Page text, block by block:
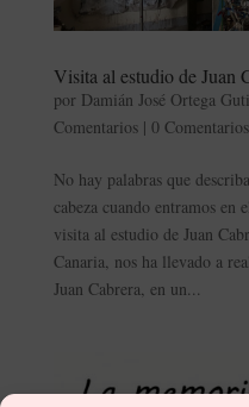
Visita al estudio de Juan
por Damián José Ortega
Comentarios| 0 Comentarios
No hay palabras que
cabeza cuando entramos en
visita al estudio de Juan
Canaria, nos ha llevado a
Juan Cabrera, en un...